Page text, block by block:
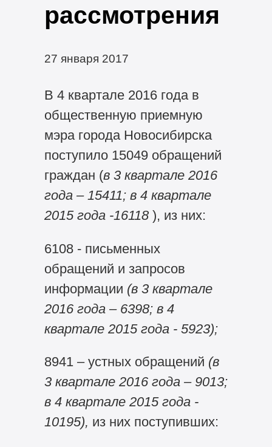
рассмотрения
27 января 2017
В 4 квартале 2016 года в
общественную приемную
мэра города Новосибирска
поступило 15049 обращений
граждан (в 3 квартале 2016
года – 15411; в 4 квартале
2015 года -16118), из них:
6108 - письменных
обращений и запросов
информации (в 3 квартале
2016 года – 6398; в 4
квартале 2015 года - 5923);
8941 – устных обращений (в
3 квартале 2016 года – 9013;
в 4 квартале 2015 года -
10195), из них поступивших: